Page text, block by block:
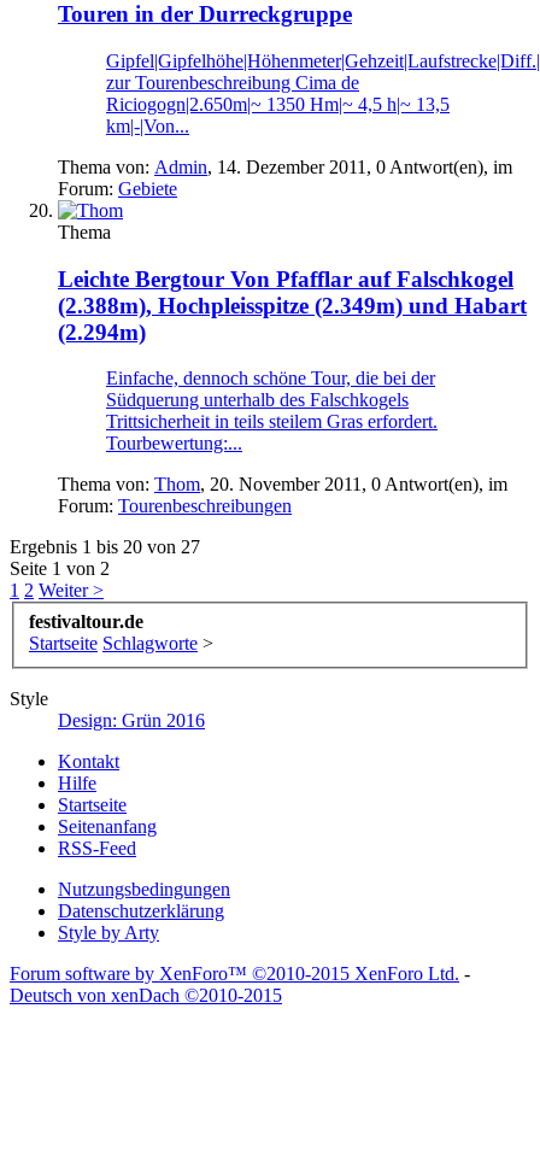
Touren in der Durreckgruppe
zur Tourenbeschreibung Cima de
Riciogogn|2.650m|~ 1350 Hm|~ 4,5 h|~ 13,5
km|-|Von...
Thema von: Admin, 14. Dezember 2011 , 0 Antwort(en), im
Forum: Gebiete
Thema
Leichte Bergtour Von Pfafflar auf Falschkogel
(2.388m), Hochpleisspitze (2.349m) und Habart
(2.294m)
Einfache, dennoch schöne Tour, die bei der
Südquerung unterhalb des Falschkogels
Trittsicherheit in teils steilem Gras erfordert.
Tourbewertung:...
Thema von: Thom, 20. November 2011 , 0 Antwort(en), im
Forum: Tourenbeschreibungen
Ergebnis 1 bis 20 von 27
Seite 1 von 2
1 2 Weiter >
festivaltour.de
Startseite Schlagworte >
Style
Design: Grün 2016
Kontakt
Hilfe
Startseite
Seitenanfang
RSS-Feed
Nutzungsbedingungen
Datenschutzerklärung
Style by Arty
Forum software by XenForo™ ©2010-2015 XenForo Ltd. -
Deutsch von xenDach ©2010-2015